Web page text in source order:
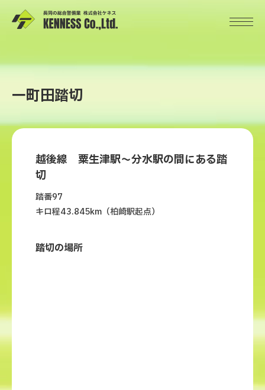
一町田踏切
越後線 粟生津駅～分水駅の間にある踏
切
踏番97
キロ程43.845km（柏崎駅起点）
踏切の場所